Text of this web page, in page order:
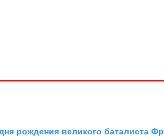
рождения великого баталиста